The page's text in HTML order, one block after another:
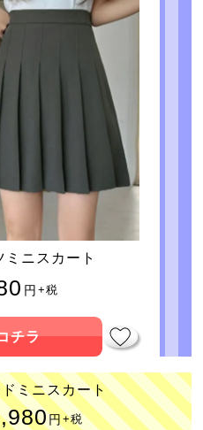
ニスカート
円 +税
チラ
ミニスカート
円 +税